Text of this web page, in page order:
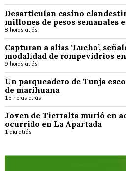
Desarticulan casino
millones de pesos semanales
8 horas atrás
Capturan a alias ‘Lucho’,
modalidad de rompevidrios
9 horas atrás
Un parqueadero de Tunja
de marihuana
15 horas atrás
Joven de Tierralta murió en
ocurrido en La Apartada
1 día atrás